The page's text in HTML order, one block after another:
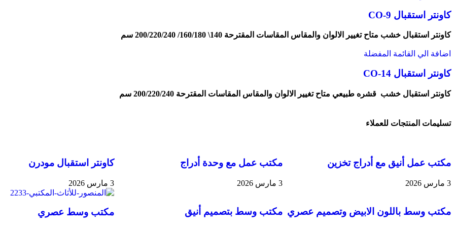
كاونتر استقبال CO-9
كاونتر استقبال خشب متاح تغيير الالوان والمقاس المقاسات المقترحة 140\ 160/180/ 200/220/240 سم
اضافة الي القائمة المفضلة
كاونتر استقبال CO-14
كاونتر استقبال خشب قشره طبيعي متاح تغيير الالوان والمقاس المقاسات المقترحة 200/220/240 سم
تسليمات المنتجات للعملاء
مكتب عمل أنيق مع أدراج تخزين
3 مارس 2026
مكتب عمل مع وحدة أدراج
3 مارس 2026
كاونتر استقبال مودرن
3 مارس 2026
مكتب وسط باللون الابيض وتصميم عصري مكتب وسط بتصميم أنيق مكتب وسط عصري